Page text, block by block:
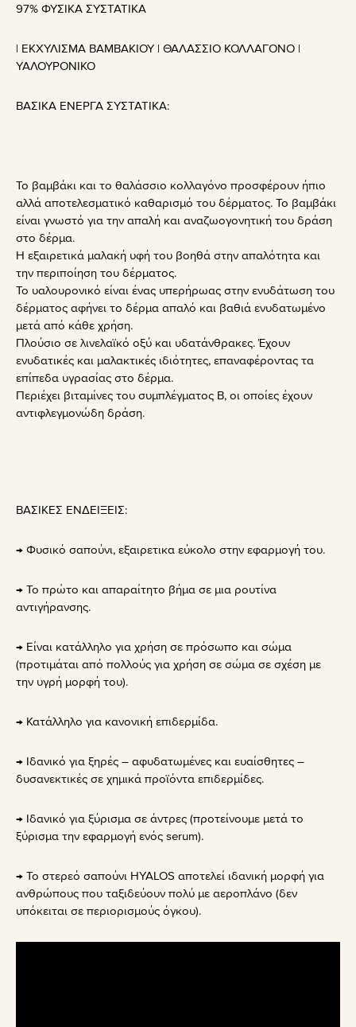
97% ΦΥΣΙΚΑ ΣΥΣΤΑΤΙΚΑ
| ΕΚΧΥΛΙΣΜΑ ΒΑΜΒΑΚΙΟΥ | ΘΑΛΑΣΣΙΟ ΚΟΛΛΑΓΟΝΟ |
ΥΑΛΟΥΡΟΝΙΚΟ
ΒΑΣΙΚΑ ΕΝΕΡΓΑ ΣΥΣΤΑΤΙΚΑ:
Το βαμβάκι και το θαλάσσιο κολλαγόνο προσφέρουν ήπιο
αλλά αποτελεσματικό καθαρισμό του δέρματος. Το βαμβάκι
είναι γνωστό για την απαλή και αναζωογονητική του δράση
στο δέρμα.
Η εξαιρετικά μαλακή υφή του βοηθά στην απαλότητα και
την περιποίηση του δέρματος.
Το υαλουρονικό είναι ένας υπερήρωας στην ενυδάτωση του
δέρματος αφήνει το δέρμα απαλό και βαθιά ενυδατωμένο
μετά από κάθε χρήση.
Πλούσιο σε λινελαϊκό οξύ και υδατάνθρακες. Έχουν
ενυδατικές και μαλακτικές ιδιότητες, επαναφέροντας τα
επίπεδα υγρασίας στο δέρμα.
Περιέχει βιταμίνες του συμπλέγματος Β, οι οποίες έχουν
αντιφλεγμονώδη δράση.
ΒΑΣΙΚΕΣ ΕΝΔΕΙΞΕΙΣ:
→ Φυσικό σαπούνι, εξαιρετικα εύκολο στην εφαρμογή του.
→ Το πρώτο και απαραίτητο βήμα σε μια ρουτίνα
αντιγήρανσης.
→ Είναι κατάλληλο για χρήση σε πρόσωπο και σώμα
(προτιμάται από πολλούς για χρήση σε σώμα σε σχέση με
την υγρή μορφή του).
→ Κατάλληλο για κανονική επιδερμίδα.
→ Ιδανικό για ξηρές – αφυδατωμένες και ευαίσθητες –
δυσανεκτικές σε χημικά προϊόντα επιδερμίδες.
→ Ιδανικό για ξύρισμα σε άντρες (προτείνουμε μετά το
ξύρισμα την εφαρμογή ενός serum).
→ Το στερεό σαπούνι HYALOS αποτελεί ιδανική μορφή για
ανθρώπους που ταξιδεύουν πολύ με αεροπλάνο (δεν
υπόκειται σε περιορισμούς όγκου).